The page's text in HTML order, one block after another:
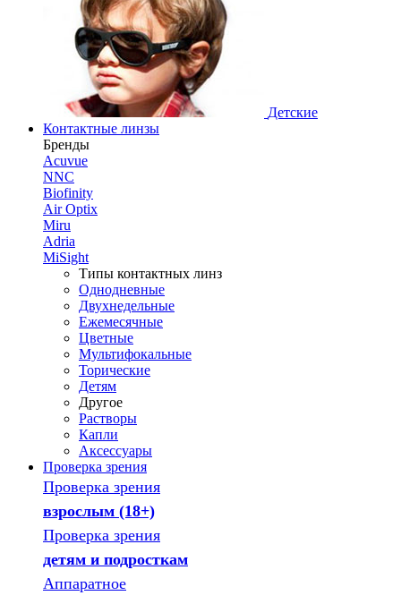
Детские
Контактные линзы
Бренды
Acuvue
NNC
Biofinity
Air Optix
Miru
Adria
MiSight
Типы контактных линз
Однодневные
Двухнедельные
Ежемесячные
Цветные
Мультифокальные
Торические
Детям
Другое
Растворы
Капли
Аксессуары
Проверка зрения
Проверка зрения
взрослым (18+)
Проверка зрения
детям и подросткам
Аппаратное